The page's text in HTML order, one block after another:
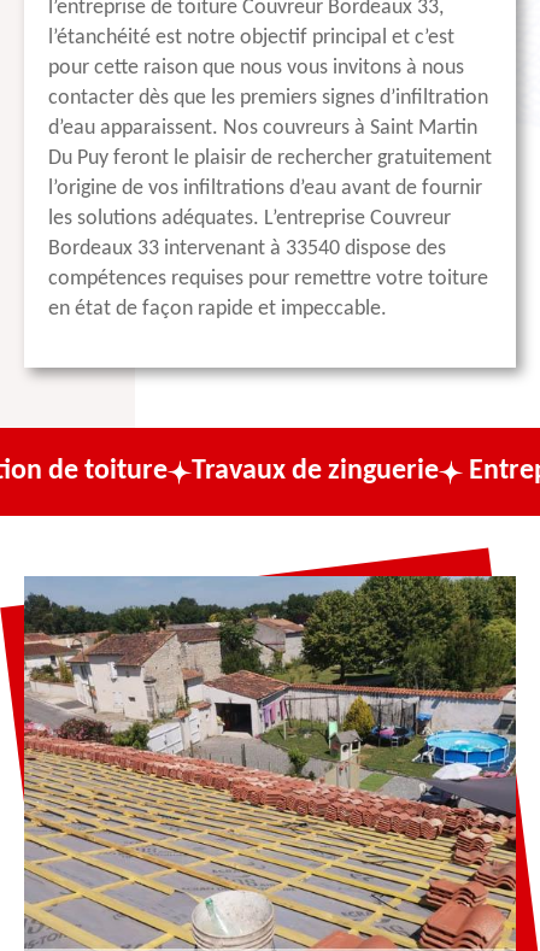
l’entreprise de toiture Couvreur Bordeaux 33,
l’étanchéité est notre objectif principal et c’est
pour cette raison que nous vous invitons à nous
contacter dès que les premiers signes d’infiltration
d’eau apparaissent. Nos couvreurs à Saint Martin
Du Puy feront le plaisir de rechercher gratuitement
l’origine de vos infiltrations d’eau avant de fournir
les solutions adéquates. L’entreprise Couvreur
Bordeaux 33 intervenant à 33540 dispose des
compétences requises pour remettre votre toiture
en état de façon rapide et impeccable.
Travaux de zinguerie Entreprise de